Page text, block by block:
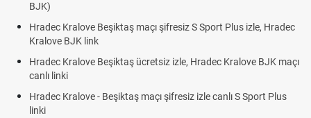
BJK)
Hradec Kralove Beşiktaş maçı şifresiz S Sport Plus izle, Hradec
Kralove BJK link
Hradec Kralove Beşiktaş ücretsiz izle, Hradec Kralove BJK maçı
canlı linki
Hradec Kralove - Beşiktaş maçı şifresiz izle canlı S Sport Plus
linki